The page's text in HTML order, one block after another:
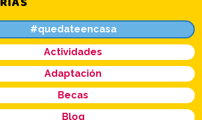
#quedateencasa
Actividades
Adaptación
Becas
Blog